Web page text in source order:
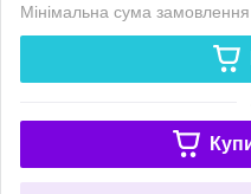
Мінімальна сума